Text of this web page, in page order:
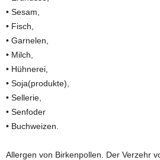
• Sesam,
• Fisch,
• Garnelen,
• Milch,
• Hühnerei,
• Soja(produkte),
• Sellerie,
• Senfoder
• Buchweizen.
Allergen von Birkenpollen. Der Verzehr